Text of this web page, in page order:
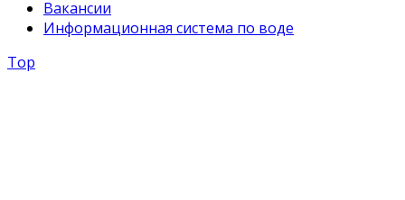
Вакансии
Информационная система по воде
Top